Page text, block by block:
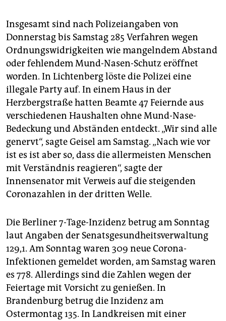
Insgesamt sind nach Polizeiangaben von
Donnerstag bis Samstag 285 Verfahren wegen
Ordnungswidrigkeiten wie mangelndem Abstand
oder fehlendem Mund-Nasen-Schutz eröffnet
worden. In Lichtenberg löste die Polizei eine
illegale Party auf. In einem Haus in der
Herzbergstraße hatten Beamte 47 Feiernde aus
verschiedenen Haushalten ohne Mund-Nase-
Bedeckung und Abständen entdeckt. „Wir sind alle
genervt“, sagte Geisel am Samstag. „Nach wie vor
ist es ist aber so, dass die allermeisten Menschen
mit Verständnis reagieren“, sagte der
Innensenator mit Verweis auf die steigenden
Coronazahlen in der dritten Welle.
Die Berliner 7-Tage-Inzidenz betrug am Sonntag
laut Angaben der Senatsgesundheitsverwaltung
129,1. Am Sonntag waren 309 neue Corona-
Infektionen gemeldet worden, am Samstag waren
es 778. Allerdings sind die Zahlen wegen der
Feiertage mit Vorsicht zu genießen. In
Brandenburg betrug die Inzidenz am
Ostermontag 135. In Landkreisen mit einer